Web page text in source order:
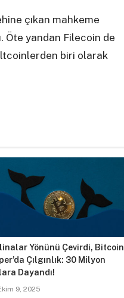
çıkan mahkeme
Öte yandan Filecoin de
biri olarak
Yönünü Çevirdi, Bitcoin
Çılgınlık: 30 Milyon
Dayandı!
9, 2025